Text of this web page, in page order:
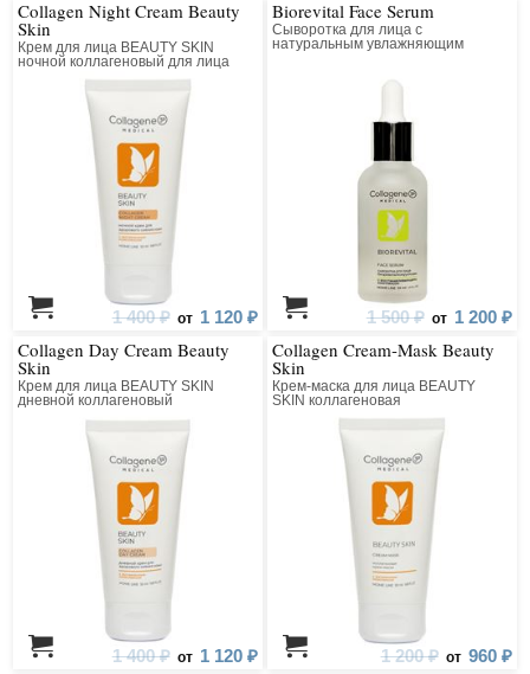
Collagen Night Cream Beauty
Skin
Крем для лица BEAUTY SKIN
ночной коллагеновый для лица
1 400 ₽ от 1 120 ₽
Biorevital Face Serum
Сыворотка для лица с
натуральным увлажняющим
1 500 ₽ от 1 200 ₽
Collagen Day Cream Beauty
Skin
Крем для лица BEAUTY SKIN
дневной коллагеновый
1 400 ₽ от 1 120 ₽
Collagen Cream-Mask Beauty
Skin
Крем-маска для лица BEAUTY
SKIN коллагеновая
1 200 ₽ от 960 ₽